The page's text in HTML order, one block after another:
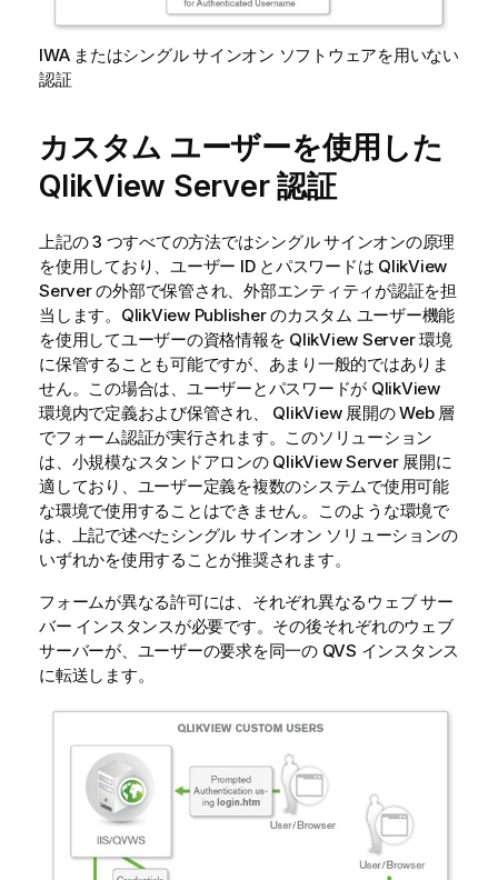
IWA またはシングル サインオン ソフトウェアを用いない
認証
カスタム ユーザーを使用した
QlikView Server認証
上記の 3 つすべての方法ではシングル サインオンの原理
を使用しており、ユーザー ID とパスワードは QlikView
Serverの外部で保管され、外部エンティティが認証を担
当します。QlikView Publisher のカスタム ユーザー機能
を使用してユーザーの資格情報を QlikView Server環境
に保管することも可能ですが、あまり一般的ではありま
せん。この場合は、ユーザーとパスワードが QlikView
環境内で定義および保管され、 QlikView展開の Web 層
でフォーム認証が実行されます。このソリューション
は、小規模なスタンドアロンの QlikView Server展開に
適しており、ユーザー定義を複数のシステムで使用可能
な環境で使用することはできません。このような環境で
は、上記で述べたシングル サインオン ソリューションの
いずれかを使用することが推奨されます。
フォームが異なる許可には、それぞれ異なるウェブ サー
バー インスタンスが必要です。その後それぞれのウェブ
サーバーが、ユーザーの要求を同一の QVS インスタンス
に転送します。